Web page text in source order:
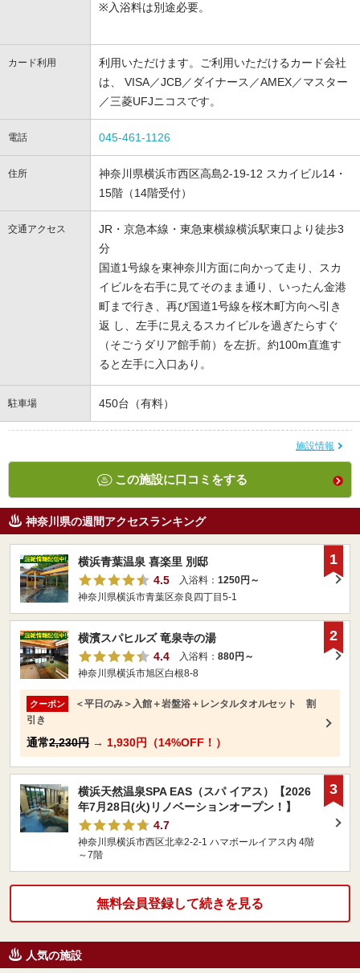
※入浴料は別途必要。
カード利用
利用いただけます。ご利用いただけるカード会社
は、 VISA／JCB／ダイナース／AMEX／マスター
／三菱UFJニコスです。
電話 045-461-1126
住所
神奈川県横浜市西区高島2-19-12 スカイビル14・
15階（14階受付）
交通アクセス
JR・京急本線・東急東横線横浜駅東口より徒歩3
分
国道1号線を東神奈川方面に向かって走り、スカ
イビルを右手に見てそのまま通り、いったん金港
町まで行き、再び国道1号線を桜木町方向へ引き
返 し、左手に見えるスカイビルを過ぎたらすぐ
（そごうダリア館手前）を左折。約100m直進す
ると左手に入口あり。
駐車場 450台（有料）
施設情報
この施設に口コミをする
神奈川県の週間アクセスランキング
横浜青葉温泉 喜楽里 別邸
4.5
入浴料： 1250円～
神奈川県横浜市青葉区奈良四丁目5-1
1
横濱スパヒルズ 竜泉寺の湯
4.4
入浴料： 880円～
神奈川県横浜市旭区白根8-8
クーポン
＜平日のみ＞入館＋岩盤浴＋レンタルタオルセット 割
引き
通常2,230円 → 1,930円（14%OFF！）
2
横浜天然温泉SPA EAS（スパ イアス）【2026
年7月28日(火)リノベーションオープン！】
4.7
神奈川県横浜市西区北幸2-2-1 ハマボールイアス内 4階
～7階
3
無料会員登録して続きを見る
人気の施設